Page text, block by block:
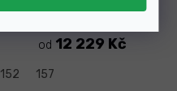
Skladem
od 12 229 Kč
152 157